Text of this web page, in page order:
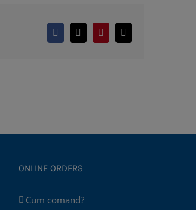
Facebook
X Pinterest
E-
mail:
ONLINE ORDERS
Cum comand?